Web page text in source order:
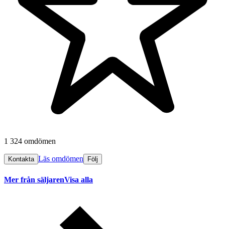
1 324 omdömen
Kontakta Läs omdömen Följ
Mer från säljarenVisa alla